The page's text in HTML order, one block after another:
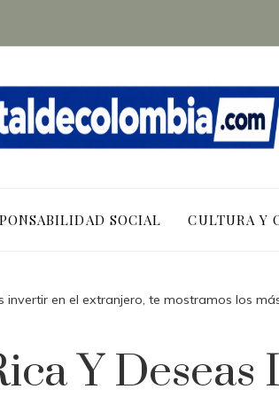
SOCIAL CULTURA Y
invertir en el extranjero, te mostramos los
Y